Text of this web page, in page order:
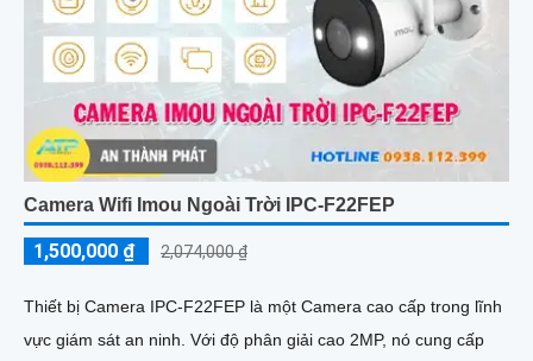
Camera Wifi Imou Ngoài Trời IPC-F22FEP
1,500,000 ₫ 2,074,000 ₫
Thiết bị Camera IPC-F22FEP là một Camera cao cấp trong lĩnh
vực giám sát an ninh. Với độ phân giải cao 2MP, nó cung cấp